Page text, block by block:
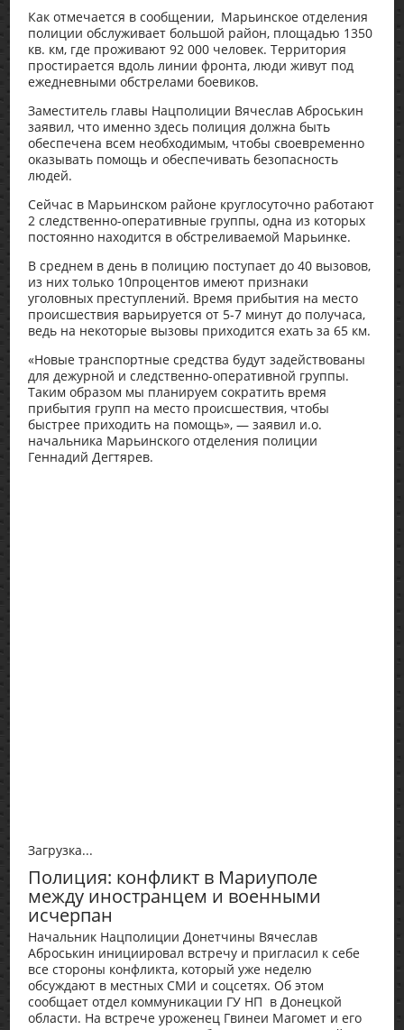
Как отмечается в сообщении, Марьинское отделения
полиции обслуживает большой район, площадью 1350
кв. км, где проживают 92 000 человек. Территория
простирается вдоль линии фронта, люди живут под
ежедневными обстрелами боевиков.
Заместитель главы Нацполиции Вячеслав Аброськин
заявил, что именно здесь полиция должна быть
обеспечена всем необходимым, чтобы своевременно
оказывать помощь и обеспечивать безопасность
людей.
Сейчас в Марьинском районе круглосуточно работают
2 следственно-оперативные группы, одна из которых
постоянно находится в обстреливаемой Марьинке.
В среднем в день в полицию поступает до 40 вызовов,
из них только 10процентов имеют признаки
уголовных преступлений. Время прибытия на место
происшествия варьируется от 5-7 минут до получаса,
ведь на некоторые вызовы приходится ехать за 65 км.
«Новые транспортные средства будут задействованы
для дежурной и следственно-оперативной группы.
Таким образом мы планируем сократить время
прибытия групп на место происшествия, чтобы
быстрее приходить на помощь», — заявил и.о.
начальника Марьинского отделения полиции
Геннадий Дегтярев.
Загрузка...
Полиция: конфликт в Мариуполе
между иностранцем и военными
исчерпан
Начальник Нацполиции Донетчины Вячеслав
Аброськин инициировал встречу и пригласил к себе
все стороны конфликта, который уже неделю
обсуждают в местных СМИ и соцсетях. Об этом
сообщает отдел коммуникации ГУ НП в Донецкой
области. На встрече уроженец Гвинеи Магомет и его